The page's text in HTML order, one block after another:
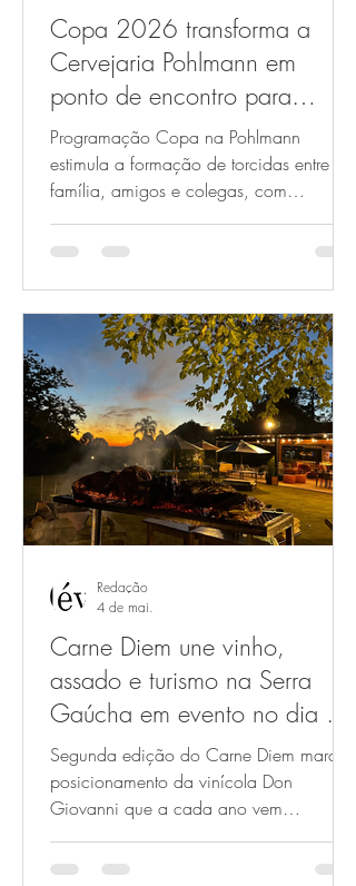
Copa 2026 transforma a
Cervejaria Pohlmann em
ponto de encontro para
torcer, brindar e celebrar
Programação Copa na Pohlmann
estimula a formação de torcidas entre a
família, amigos e colegas, com
condições especiais durante os jogos do
clima da Copa do Mundo de 2026
para transformar os dias de jogos numa
grande comemoração, reunindo amigos,
famílias e apaixonados por futebol em
torno de boa cerveja artesanal e
gastronomia. Com a proposta de
valorizar o momento coletivo que o
torneio proporciona, a ca
Carne Diem une vinho,
assado e turismo na Serra
Gaúcha em evento no dia 30
de maio de 2026
Segunda edição do Carne Diem marca
posicionamento da vinícola Don
Giovanni que a cada ano vem
fortalecem o turismo na região A vinícola
Redação
4 de mai.